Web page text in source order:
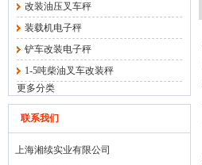
改装油压叉车秤
装载机电子秤
铲车改装电子秤
1-5吨柴油叉车改装秤
更多分类
联系我们
上海湘续实业有限公司